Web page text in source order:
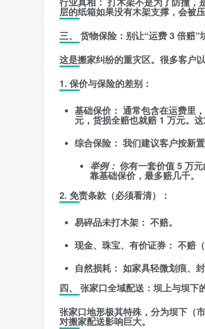
层的纸箱如果没有木架支撑，会被压
三、 货物保险：别让“运费 3 倍赔”
这是搬家纠纷的重灾区。很多客户
1. 保价与保险的差别：
基础保价： 通常包含在运费里
元，货损全赔也就赔 1 万元。
综合保险： 我们建议客户按新
举例： 你有一套价值 5 万
靠基础保价，最多赔几千。
2. 免责条款（必须看清）：
易碎品未打木架： 不赔。
现金、珠宝、有价证券： 不赔
自然损耗： 如家具轻微划痕、
四、 张家口全域配送：坝上与坝下
张家口地形极其特殊，分为坝下（
对搬家配送影响巨大。